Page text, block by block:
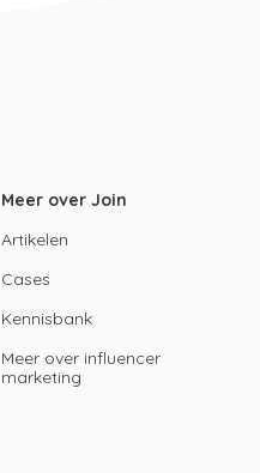
Meer over Join
Artikelen
Cases
Kennisbank
Meer over influencer
marketing